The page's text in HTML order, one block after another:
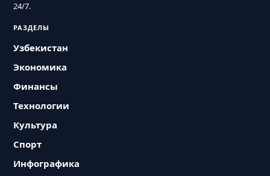
24/7.
РАЗДЕЛЫ
Узбекистан
Экономика
Финансы
Технологии
Культура
Спорт
Инфографика